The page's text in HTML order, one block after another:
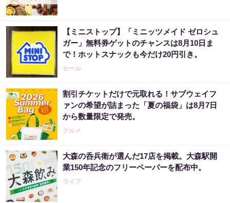
こと”してる
PR（合同会社デジタルファーム ）
【ミニストップ】「ミニッツメイド ゼロシュ
ガー」無料券ゲットのチャンスは8月10日ま
で！ホットスナックも今だけ20円引き。
セール
割引チケットだけで元取れる！サブウェイフ
ァンの希望が詰まった「夏の福袋」は8月7日
から数量限定で発売。
グルメ
大森の呑兵衛が選んだ17店を掲載。大森駅開
業150年記念のフリーペーパーを配布中。
ライフ